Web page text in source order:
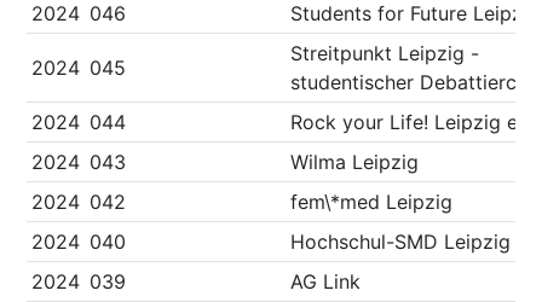
2024 046 Students for Future Leipzig
2024 045
Streitpunkt Leipzig -
studentischer
2024 044
Rock your Life! Leipzig e.V.
2024 043
Wilma Leipzig
2024 042
fem\*med Leipzig
2024 040
Hochschul-SMD Leipzig
2024 039
AG Link